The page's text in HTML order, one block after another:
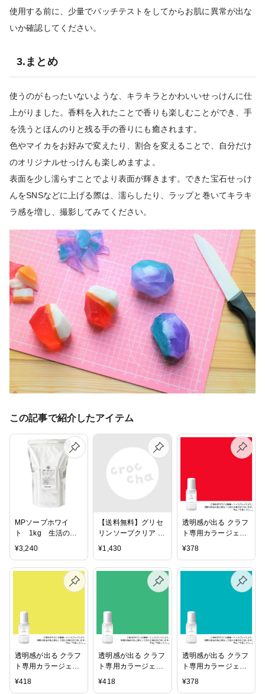
使用する前に、少量でパッチテストをしてからお肌に異常が出な
いか確認してください。
3.まとめ
使うのがもったいないような、キラキラとかわいいせっけんに仕
上がりました。香料を入れたことで香りも楽しむことができ、手
を洗うとほんのりと残る手の香りにも癒されます。
色やマイカをお好みで変えたり、割合を変えることで、自分だけ
のオリジナルせっけんも楽しめますよ。
表面を少し濡らすことでより表面が輝きます。できた宝石せっけ
んをSNSなどに上げる際は、濡らしたり、ラップと巻いてキラキ
ラ感を増し、撮影してみてください。
この記事で紹介したアイテム
MPソープホワイ
ト 1kg 生活の木
上お買上で送料無料
¥3,240
【送料無料】グリセ
リンソープクリア ソ
MPソープ 透明石
¥1,430
透明感が出る クラフ
ト専用カラージェ
性 カラージェル（水
性）（手作り石鹸 バ
用）
¥378
透明感が出る クラフ
ト専用カラージェ
ル。レモンイエロー
¥418
透明感が出る クラフ
ト専用カラージェ
ル。エメラルドグリ
¥418
透明感が出る クラフ
ト専用カラージェ
ル。セルリアンブル
¥378